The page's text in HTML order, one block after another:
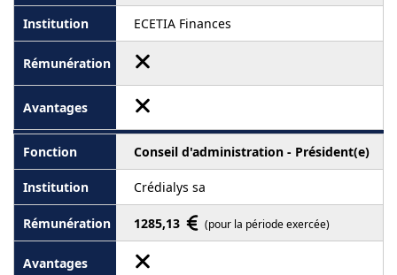
ECETIA Finances
Conseil d'administration - Président(e)
Crédialys sa
1285,13 (pour la période exercée)